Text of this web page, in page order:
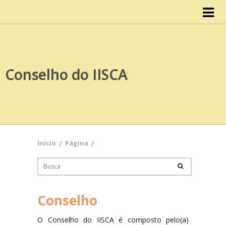
Organograma
Conselho do IISCA
Início / Página /
Conselho
O Conselho do IISCA é composto pelo(a)